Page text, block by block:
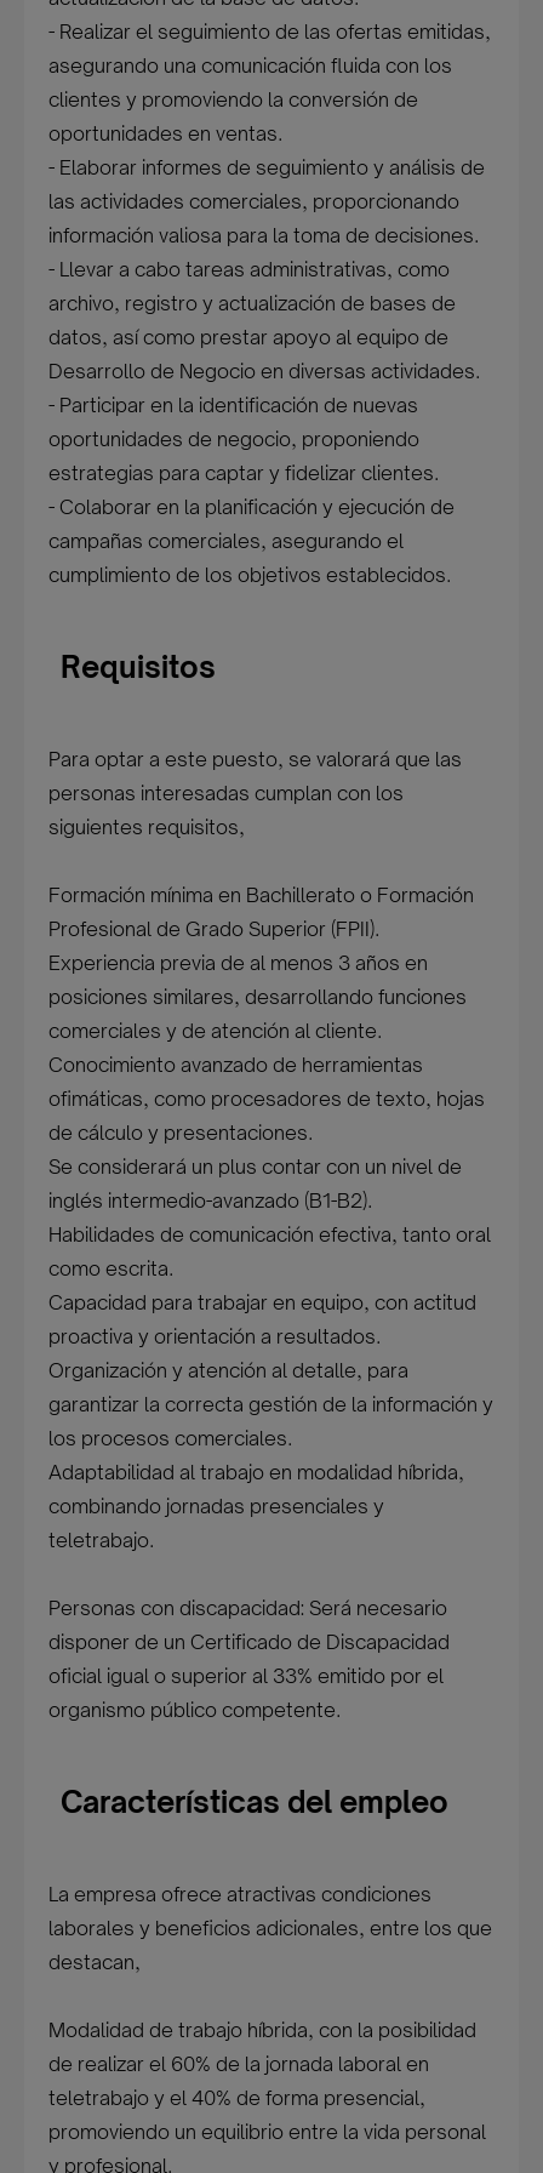
- Realizar el seguimiento de las ofertas emitidas,
asegurando una comunicación fluida con los
clientes y promoviendo la conversión de
oportunidades en ventas.
- Elaborar informes de seguimiento y análisis de
las actividades comerciales, proporcionando
información valiosa para la toma de decisiones.
- Llevar a cabo tareas administrativas, como
archivo, registro y actualización de bases de
datos, así como prestar apoyo al equipo de
Desarrollo de Negocio en diversas actividades.
- Participar en la identificación de nuevas
oportunidades de negocio, proponiendo
estrategias para captar y fidelizar clientes.
- Colaborar en la planificación y ejecución de
campañas comerciales, asegurando el
cumplimiento de los objetivos establecidos.
Requisitos
Para optar a este puesto, se valorará que las
personas interesadas cumplan con los
siguientes requisitos,
Formación mínima en Bachillerato o Formación
Profesional de Grado Superior (FPII).
Experiencia previa de al menos 3 años en
posiciones similares, desarrollando funciones
comerciales y de atención al cliente.
Conocimiento avanzado de herramientas
ofimáticas, como procesadores de texto, hojas
de cálculo y presentaciones.
Se considerará un plus contar con un nivel de
inglés intermedio-avanzado (B1-B2).
Habilidades de comunicación efectiva, tanto oral
como escrita.
Capacidad para trabajar en equipo, con actitud
proactiva y orientación a resultados.
Organización y atención al detalle, para
garantizar la correcta gestión de la información y
los procesos comerciales.
Adaptabilidad al trabajo en modalidad híbrida,
combinando jornadas presenciales y
teletrabajo.
Personas con discapacidad: Será necesario
disponer de un Certificado de Discapacidad
oficial igual o superior al 33% emitido por el
organismo público competente.
Características del empleo
La empresa ofrece atractivas condiciones
laborales y beneficios adicionales, entre los que
destacan,
Modalidad de trabajo híbrida, con la posibilidad
de realizar el 60% de la jornada laboral en
teletrabajo y el 40% de forma presencial,
promoviendo un equilibrio entre la vida personal
y profesional.